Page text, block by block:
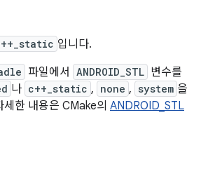
입니다.
파일에서 ANDROID_STL 변수를
나 c++_static , none , system 을
한 내용은 CMake의 ANDROID_STL